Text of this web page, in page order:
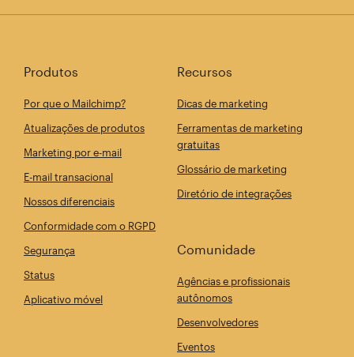
Produtos
Por que o Mailchimp?
Atualizações de produtos
Marketing por e-mail
E-mail transacional
Nossos diferenciais
Conformidade com o RGPD
Segurança
Status
Aplicativo móvel
Recursos
Dicas de marketing
Ferramentas de marketing
gratuitas
Glossário de marketing
Diretório de integrações
Comunidade
Agências e profissionais
autônomos
Desenvolvedores
Eventos